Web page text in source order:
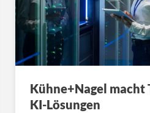
Kühne+Nagel macht
KI-Lösungen